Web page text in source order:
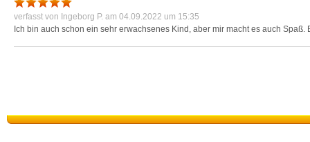
verfasst von Ingeborg P. am 04.09.2022 um 15:35
Ich bin auch schon ein sehr erwachsenes Kind, aber mir macht es auch